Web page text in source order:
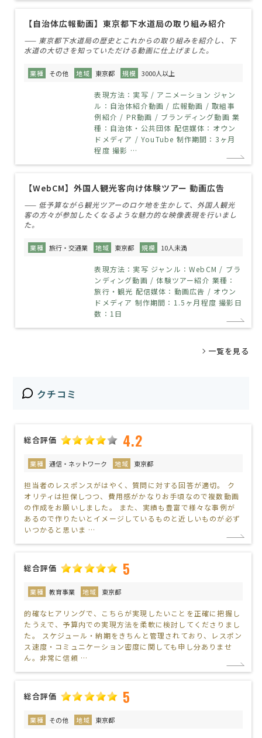
【自治体広報動画】東京都下水道局の取り組み紹介
—— 東京都下水道局の歴史とこれからの取り組みを紹介し、下
水道の大切さを知っていただける動画に仕上げました。
業種 その他 地域 東京都 規模 3000人以上
表現方法：実写 / アニメーション ジャン
ル：自治体紹介動画 / 広報動画 / 取組事
例紹介 / PR動画 / ブランディング動画 業
種：自治体・公共団体 配信媒体：オウン
ドメディア / YouTube 制作期間：3ヶ月
程度 撮影 …
【WebCM】外国人観光客向け体験ツアー 動画広告
—— 低予算ながら観光ツアーのロケ地を生かして、外国人観光
客の方々が参加したくなるような魅力的な映像表現を行いまし
た。
業種 旅行・交通業 地域 東京都 規模 10人未満
表現方法：実写 ジャンル：WebCM / ブラ
ンディング動画 / 体験ツアー紹介 業種：
旅行・観光 配信媒体：動画広告 / オウン
ドメディア 制作期間：1.5ヶ月程度 撮影日
数：1日
一覧を見る
クチコミ
総合評価 4.2
業種 通信・ネットワーク 地域 東京都
担当者のレスポンスがはやく、質問に対する回答が適切。 ク
オリティは担保しつつ、費用感がかなりお手頃なので複数動画
の作成をお願いしました。 また、実績も豊富で様々な事例が
あるので作りたいとイメージしているものと近しいものが必ず
いつかると思いま …
総合評価 5
業種 教育事業 地域 東京都
的確なヒアリングで、こちらが実現したいことを正確に把握し
たうえで、予算内での実現方法を柔軟に検討してくださりまし
た。 スケジュール・納期をきちんと管理されており、レスポン
ス速度・コミュニケーション密度に関しても申し分ありませ
ん。非常に信頼 …
総合評価 5
業種 その他 地域 東京都